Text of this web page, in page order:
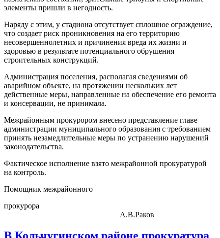
элементы пришли в негодность.
Наряду с этим, у стадиона отсутствует сплошное ограждение,
что создает риск проникновения на его территорию
несовершеннолетних и причинения вреда их жизни и
здоровью в результате потенциального обрушения
строительных конструкций.
Администрация поселения, располагая сведениями об
аварийном объекте, на протяжении нескольких лет
действенные меры, направленные на обеспечение его ремонта
и консервации, не принимала.
Межрайонным прокурором внесено представление главе
администрации муниципального образования с требованием
принять незамедлительные меры по устранению нарушений
законодательства.
Фактическое исполнение взято межрайонной прокуратурой
на контроль.
Помощник межрайонного
прокурора
А.В.Раков